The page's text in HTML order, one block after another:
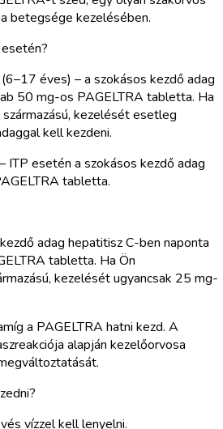
betegsége kezelésében.
éves) – a szokásos kezdő adag
50 mg-os PAGELTRA tabletta. Ha
kezelését esetleg
kell kezdeni.
esetén a szokásos kezdő adag
tabletta.
adag hepatitisz C-ben naponta
tabletta. Ha Ön
kezelését ugyancsak 25 mg-
a PAGELTRA hatni kezd. A
alapján kezelőorvosa
vízzel kell lenyelni.